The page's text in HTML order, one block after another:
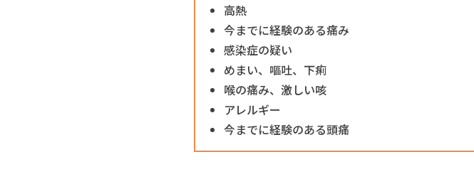
高熱
今までに経験のある痛み
感染症の疑い
めまい、嘔吐、下痢
喉の痛み、激しい咳
アレルギー
今までに経験のある頭痛